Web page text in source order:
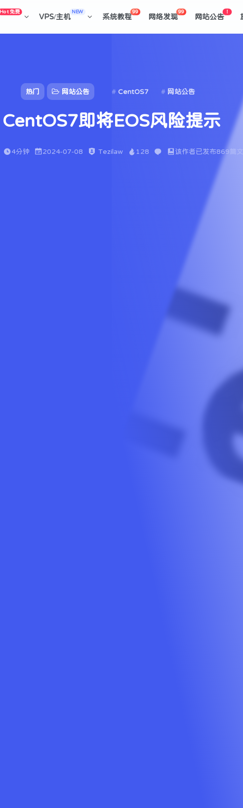
热门 网站公告 CentOS7 网站公告
CentOS7即将EOS风险提示
4分钟 2024-07-08 Tezilaw 128 该作者已发布869篇文
Hot 免费
VPS/主机
NEW
系统教程
99
网络发现
99
网站公告
！